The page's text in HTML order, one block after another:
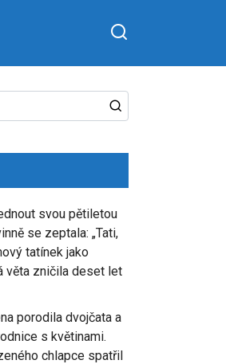
svou pětiletou
se zeptala: „Tati,
tatínek jako
věta zničila deset let
porodila dvojčata a
s květinami.
chlapce spatřil